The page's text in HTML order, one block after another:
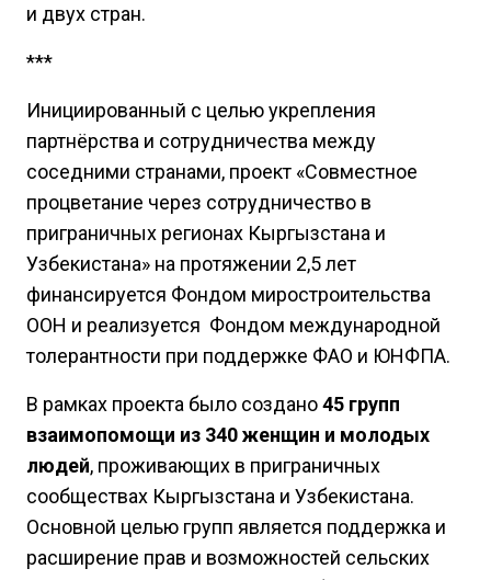
и двух стран.
***
Инициированный с целью укрепления
партнёрства и сотрудничества между
соседними странами, проект «Совместное
процветание через сотрудничество в
приграничных регионах Кыргызстана и
Узбекистана» на протяжении 2,5 лет
финансируется Фондом миростроительства
ООН и реализуется Фондом международной
толерантности при поддержке ФАО и ЮНФПА.
В рамках проекта было создано45 групп
взаимопомощи из 340 женщин и молодых
людей, проживающих в приграничных
сообществах Кыргызстана и Узбекистана.
Основной целью групп является поддержка и
расширение прав и возможностей сельских